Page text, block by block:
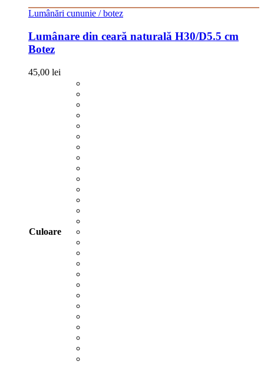
Lumânări cununie / botez
Lumânare din ceară naturală H30/D5.5 cm
Botez
45,00 lei
Culoare